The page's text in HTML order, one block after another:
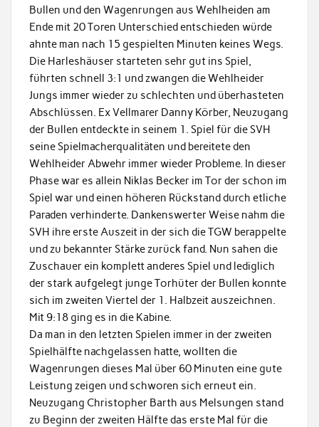
Bullen und den Wagenrungen aus Wehlheiden am
Ende mit 20 Toren Unterschied entschieden würde
ahnte man nach 15 gespielten Minuten keines Wegs.
Die Harleshäuser starteten sehr gut ins Spiel,
führten schnell 3:1 und zwangen die Wehlheider
Jungs immer wieder zu schlechten und überhasteten
Abschlüssen. Ex Vellmarer Danny Körber, Neuzugang
der Bullen entdeckte in seinem 1. Spiel für die SVH
seine Spielmacherqualitäten und bereitete den
Wehlheider Abwehr immer wieder Probleme. In dieser
Phase war es allein Niklas Becker im Tor der schon im
Spiel war und einen höheren Rückstand durch etliche
Paraden verhinderte. Dankenswerter Weise nahm die
SVH ihre erste Auszeit in der sich die TGW berappelte
und zu bekannter Stärke zurück fand. Nun sahen die
Zuschauer ein komplett anderes Spiel und lediglich
der stark aufgelegt junge Torhüter der Bullen konnte
sich im zweiten Viertel der 1. Halbzeit auszeichnen.
Mit 9:18 ging es in die Kabine.
Da man in den letzten Spielen immer in der zweiten
Spielhälfte nachgelassen hatte, wollten die
Wagenrungen dieses Mal über 60 Minuten eine gute
Leistung zeigen und schworen sich erneut ein.
Neuzugang Christopher Barth aus Melsungen stand
zu Beginn der zweiten Hälfte das erste Mal für die